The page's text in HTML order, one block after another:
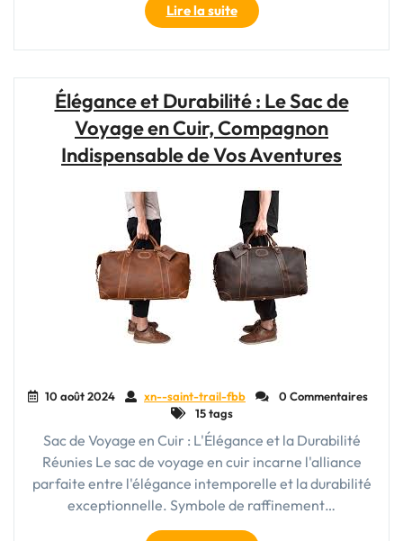
Lire la suite"Élégance
et
Praticité
Le
Sac
de
Voyage
Homme
en
Cuir,
Compagnon
Indispensable"
Élégance et Durabilité : Le Sac de
Voyage en Cuir, Compagnon
Indispensable de Vos Aventures
10 août 2024 xn--saint-trail-fbb
0 Commentaires
15 tags
Sac de Voyage en Cuir : L'Élégance et la Durabilité
Réunies Le sac de voyage en cuir incarne l'alliance
parfaite entre l'élégance intemporelle et la durabilité
exceptionnelle. Symbole de raffinement…